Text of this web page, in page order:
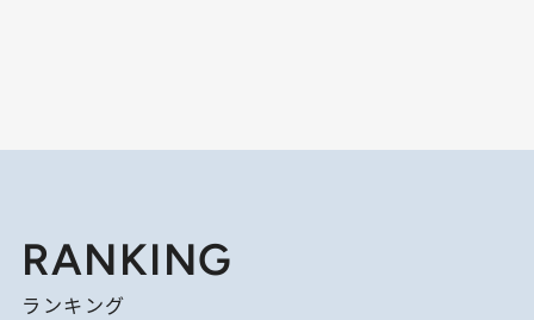
RANKING
ランキング